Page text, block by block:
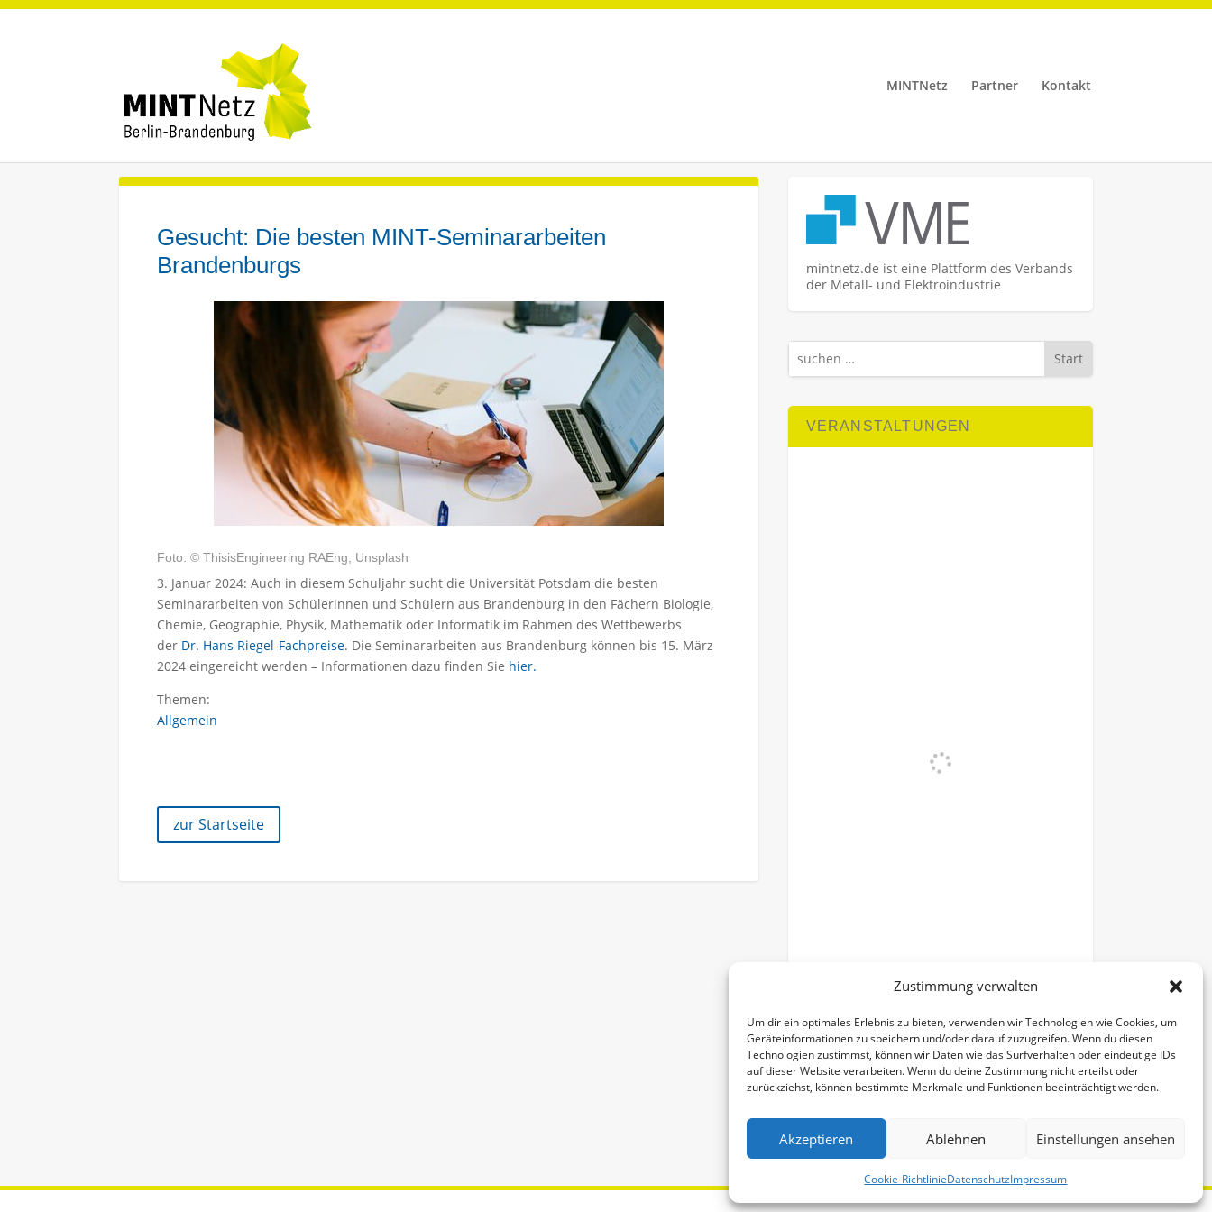
Zustimmung verwalten
Um dir ein optimales Erlebnis zu bieten, verwenden wir Technologien wie Cookies, um
Geräteinformationen zu speichern und/oder darauf zuzugreifen. Wenn du diesen
Technologien zustimmst, können wir Daten wie das Surfverhalten oder eindeutige IDs
auf dieser Website verarbeiten. Wenn du deine Zustimmung nicht erteilst oder
zurückziehst, können bestimmte Merkmale und Funktionen beeinträchtigt werden.
Akzeptieren Ablehnen Einstellungen ansehen
Cookie-RichtlinieDatenschutzImpressum
MINTNetz Partner Kontakt
Gesucht: Die besten MINT-Seminararbeiten
Brandenburgs
Foto: © ThisisEngineering RAEng, Unsplash
3. Januar 2024: Auch in diesem Schuljahr sucht die Universität Potsdam die besten
Seminararbeiten von Schülerinnen und Schülern aus Brandenburg in den Fächern Biologie,
Chemie, Geographie, Physik, Mathematik oder Informatik im Rahmen des Wettbewerbs
der Dr. Hans Riegel-Fachpreise. Die Seminararbeiten aus Brandenburg können bis 15. März
2024 eingereicht werden – Informationen dazu finden Sie hier.
Themen:
Allgemein
zur Startseite
mintnetz.de ist eine Plattform des Verbands
der Metall- und Elektroindustrie
Start
VERANSTALTUNGEN